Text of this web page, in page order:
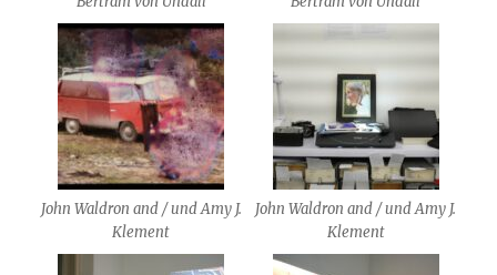
John Waldron and / und Amy J.
Klement
John Waldron and / und Amy J.
Klement